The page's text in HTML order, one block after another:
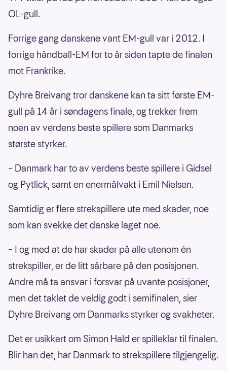
OL-gull.
Forrige gang danskene vant EM-gull var i 2012. I
forrige håndball-EM for to år siden tapte de finalen
mot Frankrike.
Dyhre Breivang tror danskene kan ta sitt første EM-
gull på 14 år i søndagens finale, og trekker frem
noen av verdens beste spillere som Danmarks
største styrker.
– Danmark har to av verdens beste spillere i Gidsel
og Pytlick, samt en enermålvakt i Emil Nielsen.
Samtidig er flere strekspillere ute med skader, noe
som kan svekke det danske laget noe.
– I og med at de har skader på alle utenom én
strekspiller, er de litt sårbare på den posisjonen.
Andre må ta ansvar i forsvar på uvante posisjoner,
men det taklet de veldig godt i semifinalen, sier
Dyhre Breivang om Danmarks styrker og svakheter.
Det er usikkert om Simon Hald er spilleklar til finalen.
Blir han det, har Danmark to strekspillere tilgjengelig.